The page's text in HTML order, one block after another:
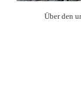
Über den